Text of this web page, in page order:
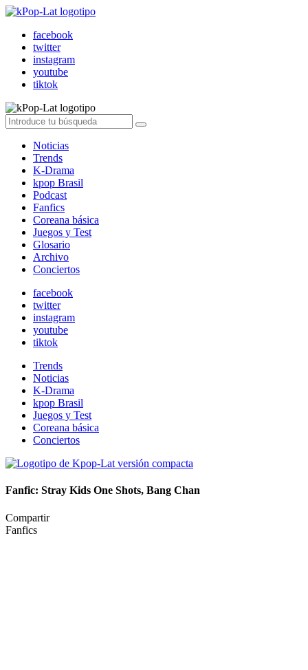
facebook
twitter
instagram
youtube
tiktok
Noticias
Trends
K-Drama
kpop Brasil
Podcast
Fanfics
Coreana básica
Juegos y Test
Glosario
Archivo
Conciertos
facebook
twitter
instagram
youtube
tiktok
Trends
Noticias
K-Drama
kpop Brasil
Juegos y Test
Coreana básica
Conciertos
Fanfic: Stray Kids One Shots, Bang Chan
Compartir
Fanfics